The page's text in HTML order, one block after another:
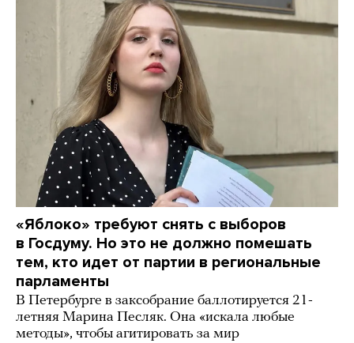
«Яблоко» требуют снять с выборов
в Госдуму. Но это не должно помешать
тем, кто идет от партии в региональные
парламенты
В Петербурге в заксобрание баллотируется 21-
летняя Марина Песляк. Она «искала любые
методы», чтобы агитировать за мир